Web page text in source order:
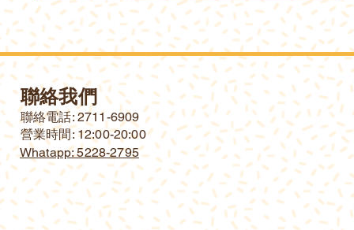
聯絡我們
​聯絡電話: 2711-6909
營業時間: 12:00-20:00
Whatapp: 5228-2795